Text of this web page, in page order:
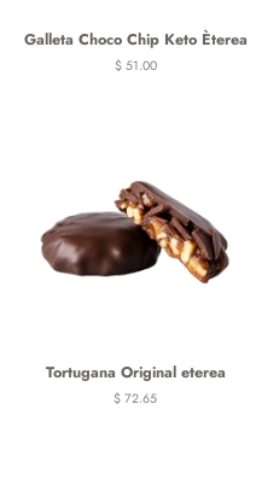
Galleta Choco Chip Keto Èterea
Precio
$ 51.00
Tortugana Original eterea
Precio
$ 72.65